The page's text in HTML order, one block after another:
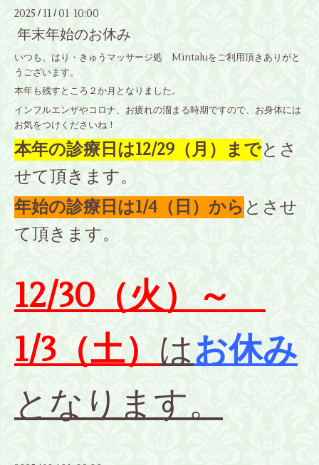
2025 / 11 / 01 10:00
年末年始のお休み
いつも、はり・きゅうマッサージ処 Mintaluをご利用頂きありがと
うございます。
本年も残すところ２か月となりました。
インフルエンザやコロナ、お疲れの溜まる時期ですので、お身体には
お気をつけくださいね！
本年の診療日は12/29（月）までとさ
せて頂きます。
年始の診療日は1/4（日）から とさせ
て頂きます。
12/30（火）～
1/3（土） はお休み
となります。